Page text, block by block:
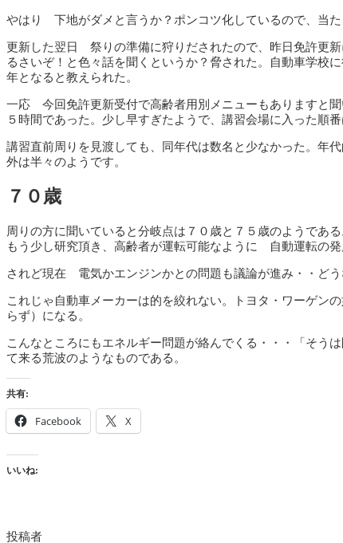
やはり 下地がダメと言うか？ポンコツ化しているので、当
更新した翌日 祭りの準備に狩りだされたので、昨日免許更
るさいぞ！と色々話を聞くというか？脅された。自動車学校
年となると教えられた。
一応 今回免許更新受付で高齢者用別メニューもありますと
５時間であった。少し早すぎたようで、講習会場に入った順番
講習直前周りを見渡しても、同年代は数名と少なかった。年
外は半々のようです。
７０歳
周りの方に聞いていると分岐点は７０歳と７５歳のようであ
もう少し研究頂き、高齢者が運転可能なように 自動運転の発
されど現在 電気かエンジンかとの問題も議論が進み・・ど
これじゃ自動車メーカーは的を絞れない。トヨタ・ワーゲン
らず）になる。
こんなところにもエネルギー問題が絡んでくる・・・「そう
て来る荒波のようなものである。
共有:
Facebook X
いいね:
投稿者